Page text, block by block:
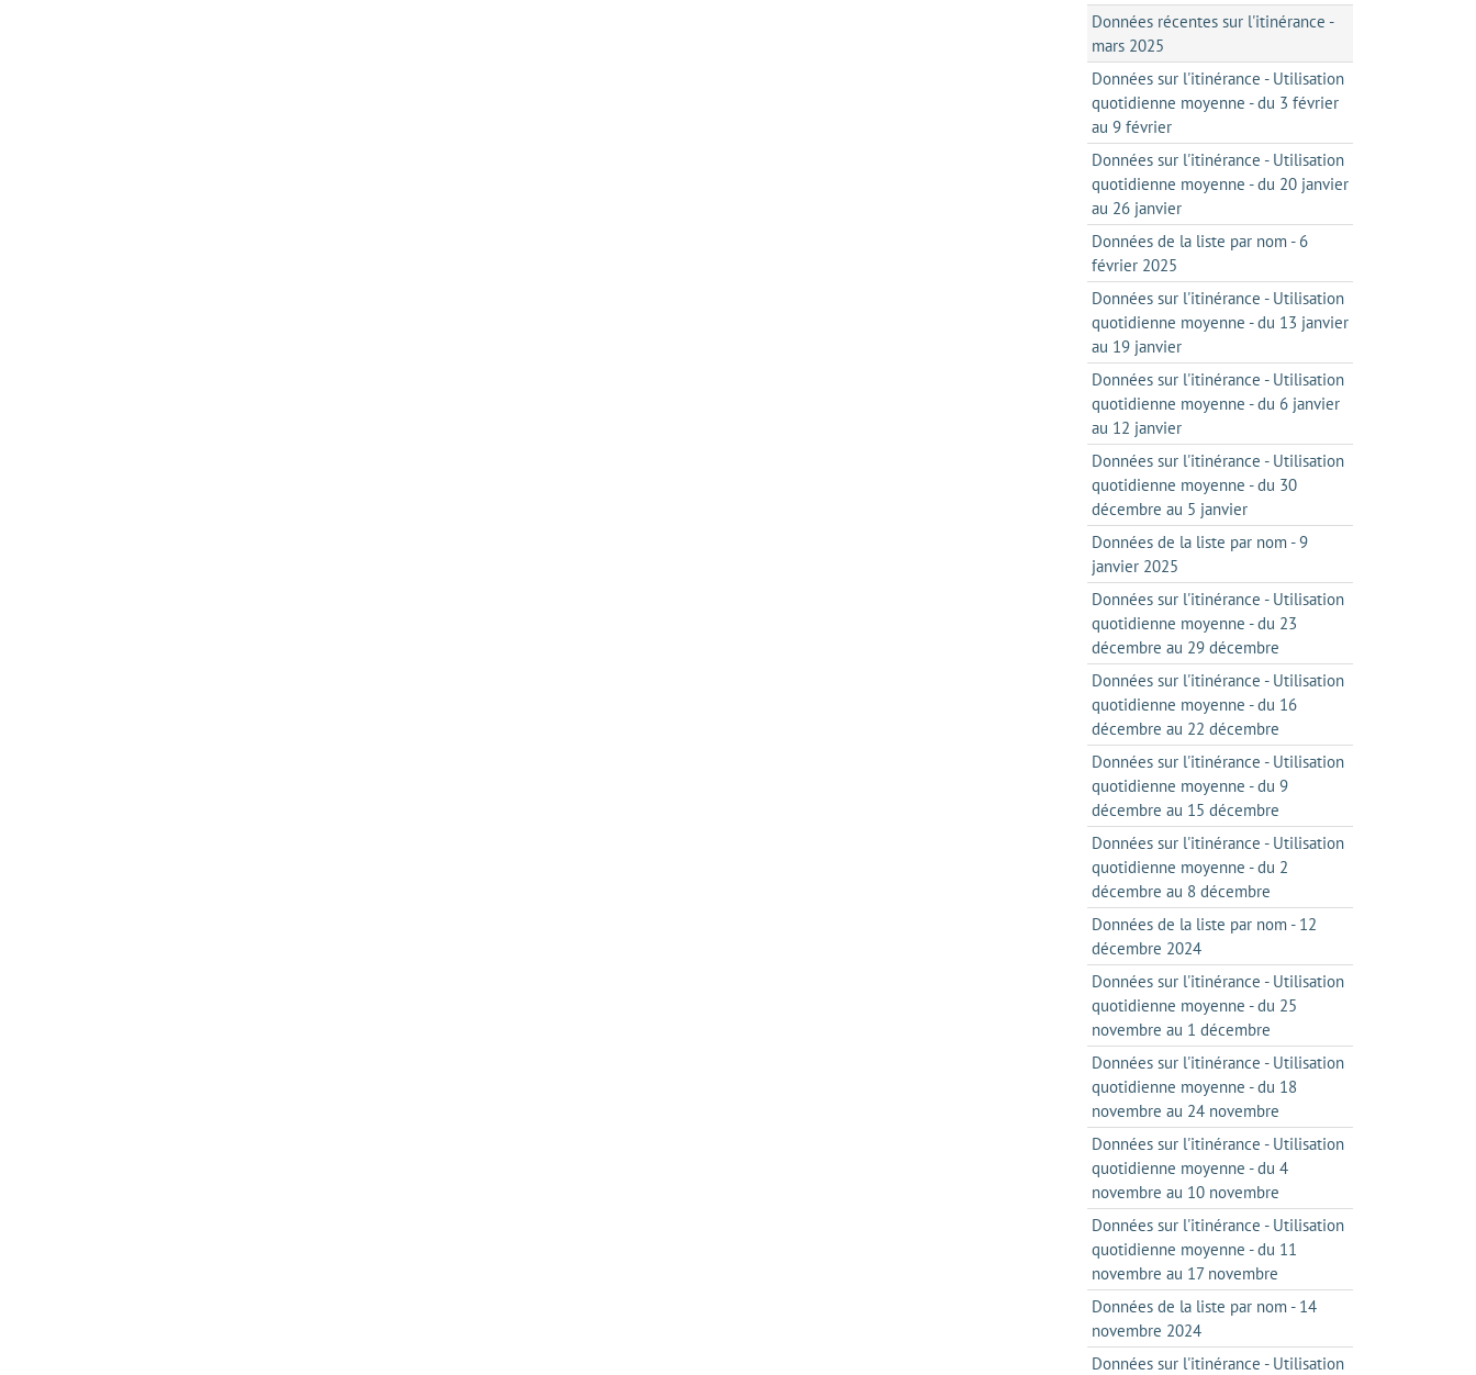
Données récentes sur l'itinérance -
mars 2025
Données sur l'itinérance - Utilisation
quotidienne moyenne - du 3 février
au 9 février
Données sur l'itinérance - Utilisation
quotidienne moyenne - du 20 janvier
au 26 janvier
Données de la liste par nom - 6
février 2025
Données sur l'itinérance - Utilisation
quotidienne moyenne - du 13 janvier
au 19 janvier
Données sur l'itinérance - Utilisation
quotidienne moyenne - du 6 janvier
au 12 janvier
Données sur l'itinérance - Utilisation
quotidienne moyenne - du 30
décembre au 5 janvier
Données de la liste par nom - 9
janvier 2025
Données sur l'itinérance - Utilisation
quotidienne moyenne - du 23
décembre au 29 décembre
Données sur l'itinérance - Utilisation
quotidienne moyenne - du 16
décembre au 22 décembre
Données sur l'itinérance - Utilisation
quotidienne moyenne - du 9
décembre au 15 décembre
Données sur l'itinérance - Utilisation
quotidienne moyenne - du 2
décembre au 8 décembre
Données de la liste par nom - 12
décembre 2024
Données sur l'itinérance - Utilisation
quotidienne moyenne - du 25
novembre au 1 décembre
Données sur l'itinérance - Utilisation
quotidienne moyenne - du 18
novembre au 24 novembre
Données sur l'itinérance - Utilisation
quotidienne moyenne - du 4
novembre au 10 novembre
Données sur l'itinérance - Utilisation
quotidienne moyenne - du 11
novembre au 17 novembre
Données de la liste par nom - 14
novembre 2024
Données sur l'itinérance - Utilisation